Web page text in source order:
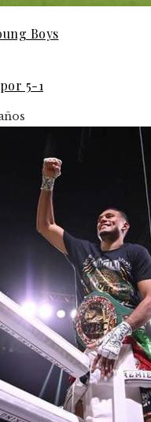
Boys
5-1